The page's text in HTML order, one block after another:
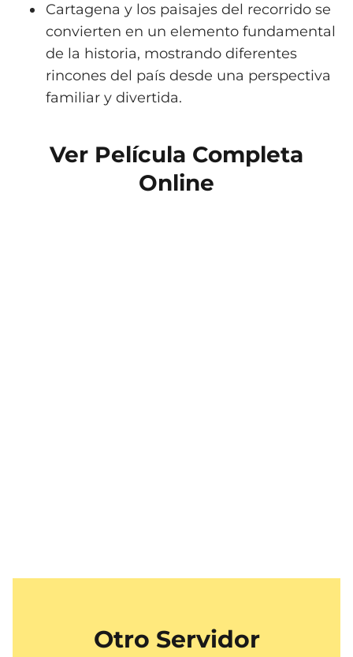
Cartagena y los paisajes del recorrido se
convierten en un elemento fundamental
de la historia, mostrando diferentes
rincones del país desde una perspectiva
familiar y divertida.
Ver Película Completa
Online
Otro Servidor